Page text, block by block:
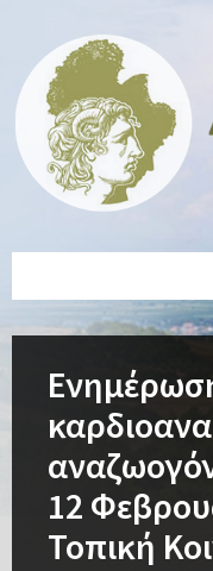
content
sidebar
sidebar
footer
12
Τοπική